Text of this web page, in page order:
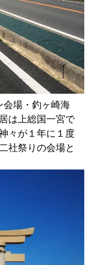
会場・釣ヶ崎海
は上総国一宮で
々が１年に１度
社祭りの会場と